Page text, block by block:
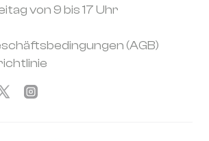
von 9 bis 17 Uhr
(AGB)